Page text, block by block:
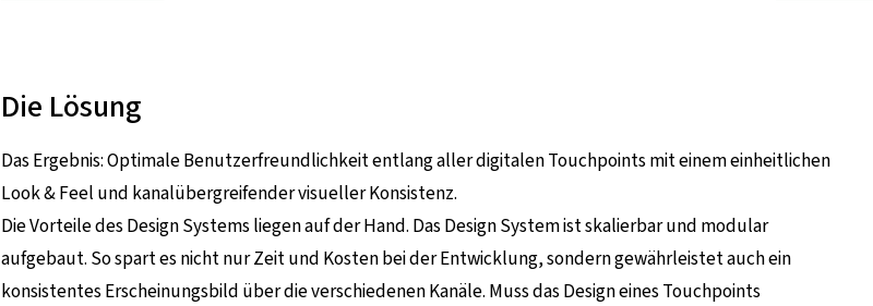
Die Lösung
Das Ergebnis: Optimale Benutzerfreundlichkeit entlang aller digitalen Touchpoints mit einem einheitlichen
Look & Feel und kanalübergreifender visueller Konsistenz.
Die Vorteile des Design Systems liegen auf der Hand. Das Design System ist skalierbar und modular
aufgebaut. So spart es nicht nur Zeit und Kosten bei der Entwicklung, sondern gewährleistet auch ein
konsistentes Erscheinungsbild über die verschiedenen Kanäle. Muss das Design eines Touchpoints